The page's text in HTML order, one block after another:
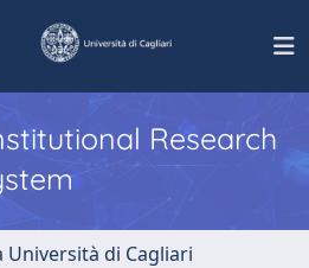
Research
Università di Cagliari